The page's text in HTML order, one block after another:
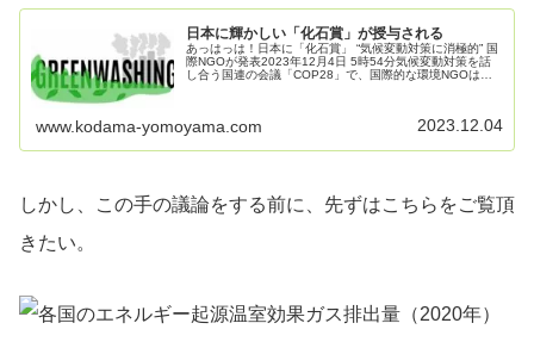
日本に輝かしい「化石賞」が授与される
あっはっは！日本に「化石賞」 “気候変動対策に消極的” 国
際NGOが発表2023年12月4日 5時54分気候変動対策を話
し合う国連の会議「COP28」で、国際的な環境NGOは、
www.kodama-yomoyama.com 2023.12.04
しかし、この手の議論をする前に、先ずはこちらをご覧頂
きたい。